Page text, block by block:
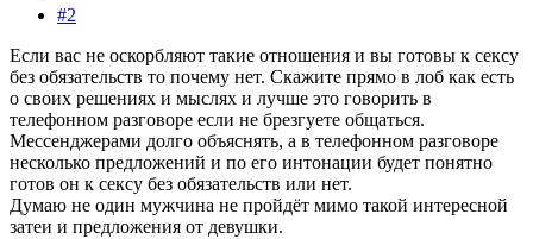
#2
Если вас не оскорбляют такие отношения и вы готовы к сексу
без обязательств то почему нет. Скажите прямо в лоб как есть
о своих решениях и мыслях и лучше это говорить в
телефонном разговоре если не брезгуете общаться.
Мессенджерами долго объяснять, а в телефонном разговоре
несколько предложений и по его интонации будет понятно
готов он к сексу без обязательств или нет.
Думаю не один мужчина не пройдёт мимо такой интересной
затеи и предложения от девушки.